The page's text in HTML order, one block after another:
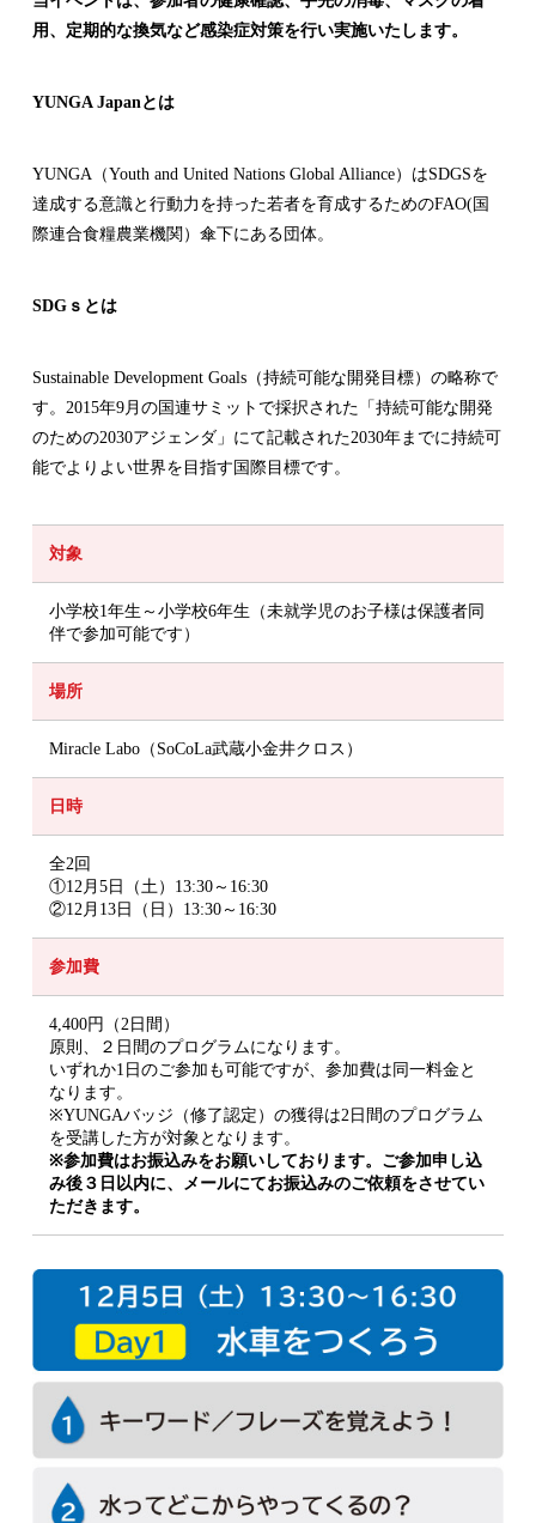
用、定期的な換気など感染症対策を行い実施いたします。
YUNGA Japanとは
YUNGA（Youth and United Nations Global Alliance）はSDGSを
達成する意識と行動力を持った若者を育成するためのFAO(国
際連合食糧農業機関）傘下にある団体。
SDGｓとは
Sustainable Development Goals（持続可能な開発目標）の略称で
す。2015年9月の国連サミットで採択された「持続可能な開発
のための2030アジェンダ」にて記載された2030年までに持続可
能でよりよい世界を目指す国際目標です。
対象
小学校1年生～小学校6年生（未就学児のお子様は保護者同
伴で参加可能です）
場所
Miracle Labo（SoCoLa武蔵小金井クロス）
日時
全2回
①12月5日（土）13:30～16:30
②12月13日（日）13:30～16:30
参加費
4,400円（2日間）
原則、２日間のプログラムになります。
いずれか1日のご参加も可能ですが、参加費は同一料金と
なります。
※YUNGAバッジ（修了認定）の獲得は2日間のプログラム
を受講した方が対象となります。
※参加費はお振込みをお願いしております。ご参加申し込
み後３日以内に、メールにてお振込みのご依頼をさせてい
ただきます。